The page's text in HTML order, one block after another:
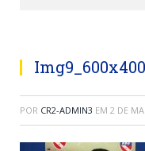
Img9_600x400
POR CR2-ADMIN3 EM 2 DE